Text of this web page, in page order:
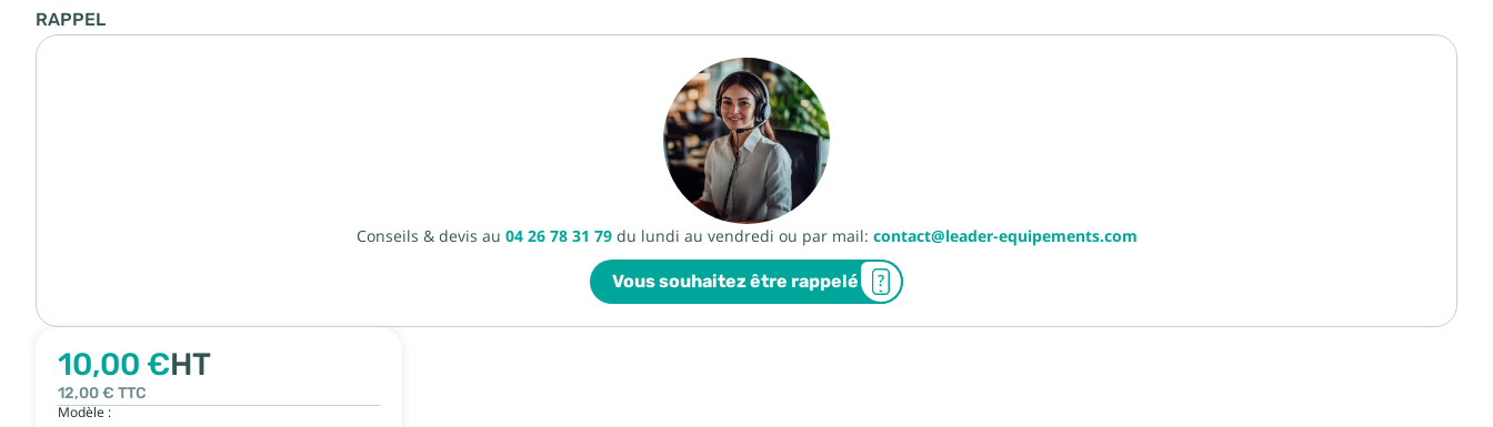
10,00 €HT
12,00 € TTC
Modèle :
RAPPEL
Conseils & devis au 04 26 78 31 79du lundi au vendredi ou par mail: contact@leader-equipements.com
Vous souhaitez être rappelé